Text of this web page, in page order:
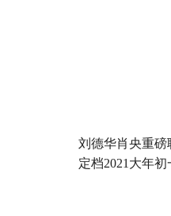
刘德华肖央重磅
定档2021大年初